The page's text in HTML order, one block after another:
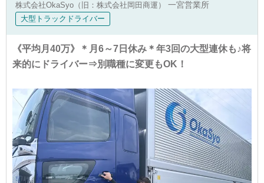
株式会社OkaSyo（旧：株式会社岡田商運）
一宮営業所
大型トラックドライバー
《平均月40万》＊月6～7日休み＊年3回の大型連休も♪将
来的にドライバー⇒別職種に変更もOK！